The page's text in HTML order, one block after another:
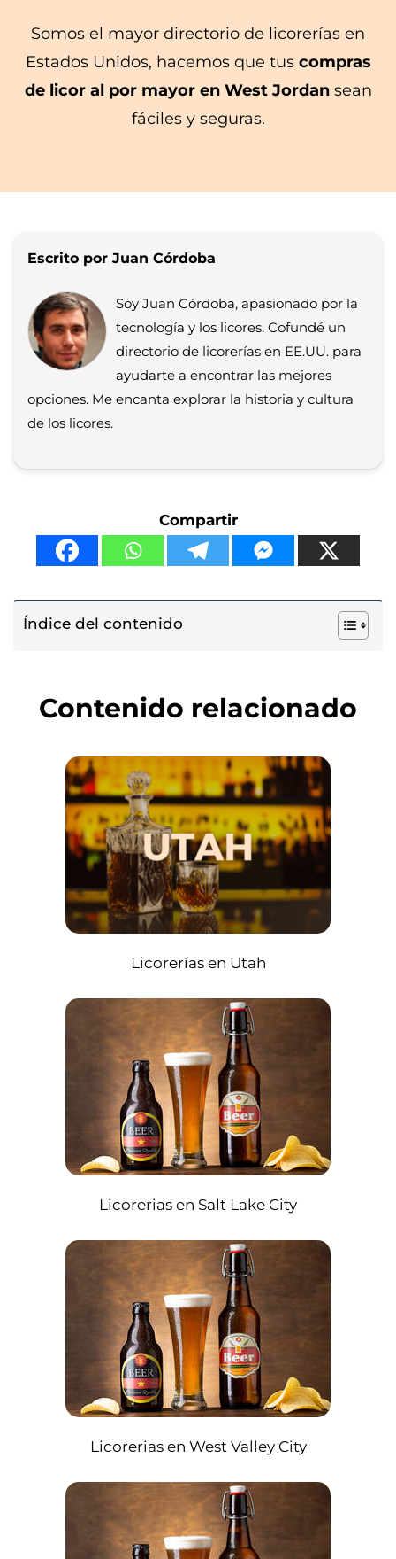
Somos el mayor directorio de licorerías en
Estados Unidos, hacemos que tuscompras
de licor al por mayor en West Jordansean
fáciles y seguras.
Escrito por Juan Córdoba
Soy Juan Córdoba, apasionado por la
tecnología y los licores. Cofundé un
directorio de licorerías en EE.UU. para
ayudarte a encontrar las mejores
opciones. Me encanta explorar la historia y cultura
de los licores.
Compartir
Índice del contenido
Contenido relacionado
Licorerías en Utah
Licorerias en Salt Lake City
Licorerias en West Valley City